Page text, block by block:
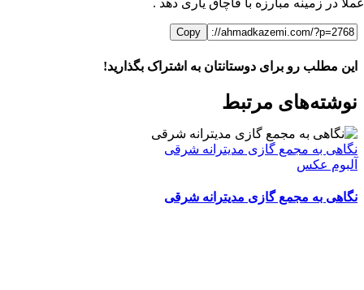
عملاً در زمینه مبارزه با قاچاق یاری دهد .
Copy
این مطلب رو برای دوستانتان به اشتراک بگذارید!
FacebookX
LinkedIn
WhatsApp
Telegram
ایمیل
نوشته‌‌های مرتبط
نگاهی به مجمع گازی مدیترانه شرقی
آلبوم عکس
نگاهی به مجمع گازی مدیترانه شرقی